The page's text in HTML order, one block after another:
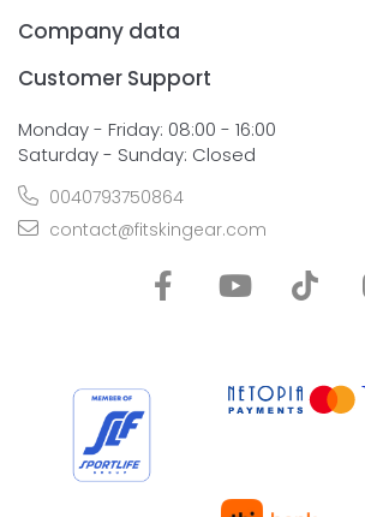
Company data
Customer Support
Monday - Friday: 08:00 - 16:00
Saturday - Sunday: Closed
0040793750864
contact@fitskingear.com